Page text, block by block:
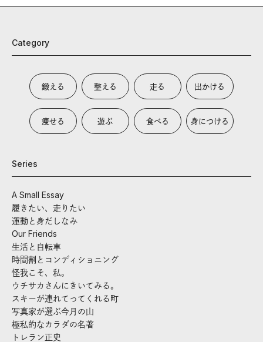
Category
鍛える 整える 走る 出かける
痩せる 遊ぶ 食べる 身につける
Series
A Small Essay
履きたい、走りたい
運動と身だしなみ
Our Friends
生活と自転車
時間割とコンディショニング
怪我こそ、私。
ウチサカさんにきいてみる。
スキーが連れてってくれる町
写真家が選ぶ今月の山
極私的なカラダの名著
トレラン正史